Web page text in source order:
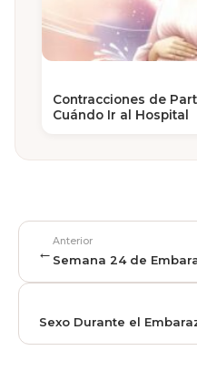
Contracciones de
Cuándo Ir al Hospital
←
Anterior
Semana 24 de
Diabetes Gestacional
Sexo Durante el